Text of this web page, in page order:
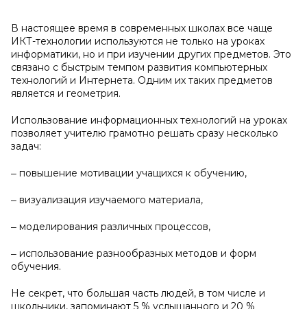
В настоящее время в современных школах все чаще
ИКТ-технологии используются не только на уроках
информатики, но и при изучении других предметов. Это
связано с быстрым темпом развития компьютерных
технологий и Интернета. Одним их таких предметов
является и геометрия.
Использование информационных технологий на уроках
позволяет учителю грамотно решать сразу несколько
задач:
‒ повышение мотивации учащихся к обучению,
‒ визуализация изучаемого материала,
‒ моделирования различных процессов,
‒ использование разнообразных методов и форм
обучения.
Не секрет, что большая часть людей, в том числе и
школьники, запоминают 5 % услышанного и 20 %